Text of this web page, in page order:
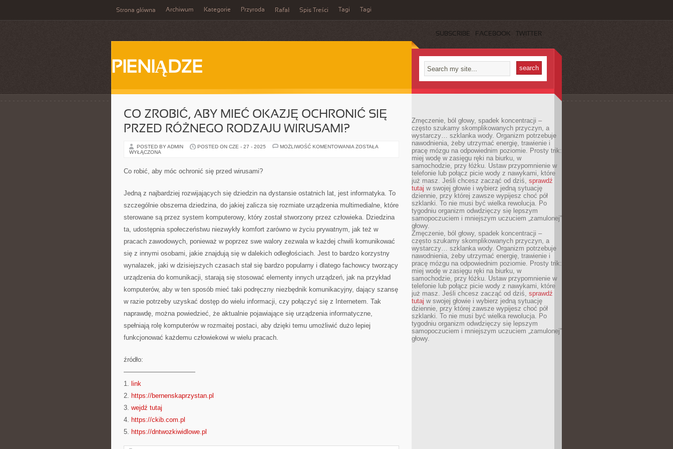
Strona główna Archiwum Kategorie Przyroda Rafał Spis Treści Tagi Tagi
SUBSCRIBE FACEBOOK TWITTER
PIENIĄDZE
CO ZROBIĆ, ABY MIEĆ OKAZJĘ OCHRONIĆ SIĘ
PRZED RÓŻNEGO RODZAJU WIRUSAMI?
POSTED BY ADMIN POSTED ON CZE - 27 - 2025 MOŻLIWOŚĆ KOMENTOWANIA CO
RÓŻNEGO
RODZAJU
ZOSTAŁA
WYŁĄCZONA
Co robić, aby móc ochronić się przed wirusami?
Jedną z najbardziej rozwijających się dziedzin na dystansie ostatnich lat, jest informatyka. To
szczególnie obszerna dziedzina, do jakiej zalicza się rozmiate urządzenia multimedialne, które
sterowane są przez system komputerowy, który został stworzony przez człowieka. Dziedzina
ta, udostępnia społeczeństwu niezwykły komfort zarówno w życiu prywatnym, jak też w
pracach zawodowych, ponieważ w poprzez swe walory zezwala w każdej chwili komunikować
się z innymi osobami, jakie znajdują się w dalekich odległościach. Jest to bardzo korzystny
wynalazek, jaki w dzisiejszych czasach stał się bardzo popularny i dlatego fachowcy tworzący
urządzenia do komunikacji, starają się stosować elementy innych urządzeń, jak na przykład
komputerów, aby w ten sposób mieć taki podręczny niezbędnik komunikacyjny, dający szansę
w razie potrzeby uzyskać dostęp do wielu informacji, czy połączyć się z Internetem. Tak
naprawdę, można powiedzieć, że aktualnie pojawiające się urządzenia informatyczne,
spełniają rolę komputerów w rozmaitej postaci, aby dzięki temu umożliwić dużo lepiej
funkcjonować każdemu człowiekowi w wielu pracach.
źródło:
———————————
1. link
2. https://bernenskaprzystan.pl
3. wejdź tutaj
4. https://ckib.com.pl
5. https://dntwozkiwidlowe.pl
Zmęczenie, ból głowy, spadek koncentracji –
często szukamy skomplikowanych przyczyn, a
wystarczy… szklanka wody. Organizm potrzebuje
nawodnienia, żeby utrzymać energię, trawienie i
pracę mózgu na odpowiednim poziomie. Prosty trik:
miej wodę w zasięgu ręki na biurku, w
samochodzie, przy łóżku. Ustaw przypomnienie w
telefonie lub połącz picie wody z nawykami, które
już masz. Jeśli chcesz zacząć od dziś, sprawdź
tutaj w swojej głowie i wybierz jedną sytuację
dziennie, przy której zawsze wypijesz choć pół
szklanki. To nie musi być wielka rewolucja. Po
tygodniu organizm odwdzięczy się lepszym
samopoczuciem i mniejszym uczuciem „zamulonej”
głowy.
Zmęczenie, ból głowy, spadek koncentracji –
często szukamy skomplikowanych przyczyn, a
wystarczy… szklanka wody. Organizm potrzebuje
nawodnienia, żeby utrzymać energię, trawienie i
pracę mózgu na odpowiednim poziomie. Prosty trik:
miej wodę w zasięgu ręki na biurku, w
samochodzie, przy łóżku. Ustaw przypomnienie w
telefonie lub połącz picie wody z nawykami, które
już masz. Jeśli chcesz zacząć od dziś, sprawdź
tutaj w swojej głowie i wybierz jedną sytuację
dziennie, przy której zawsze wypijesz choć pół
szklanki. To nie musi być wielka rewolucja. Po
tygodniu organizm odwdzięczy się lepszym
samopoczuciem i mniejszym uczuciem „zamulonej”
głowy.